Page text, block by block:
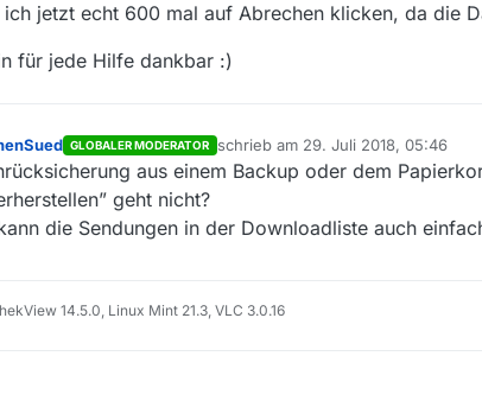
ich jetzt echt 600 mal auf Abrechen klicken, da die
für jede Hilfe dankbar :)
GLOBALER MODERATOR schrieb am 29. Juli 2018, 05:46
zuletzt editiert von
aus einem Backup oder dem
geht nicht?
die Sendungen in der Downloadliste auch
14.5.0, Linux Mint 21.3, VLC 3.0.16